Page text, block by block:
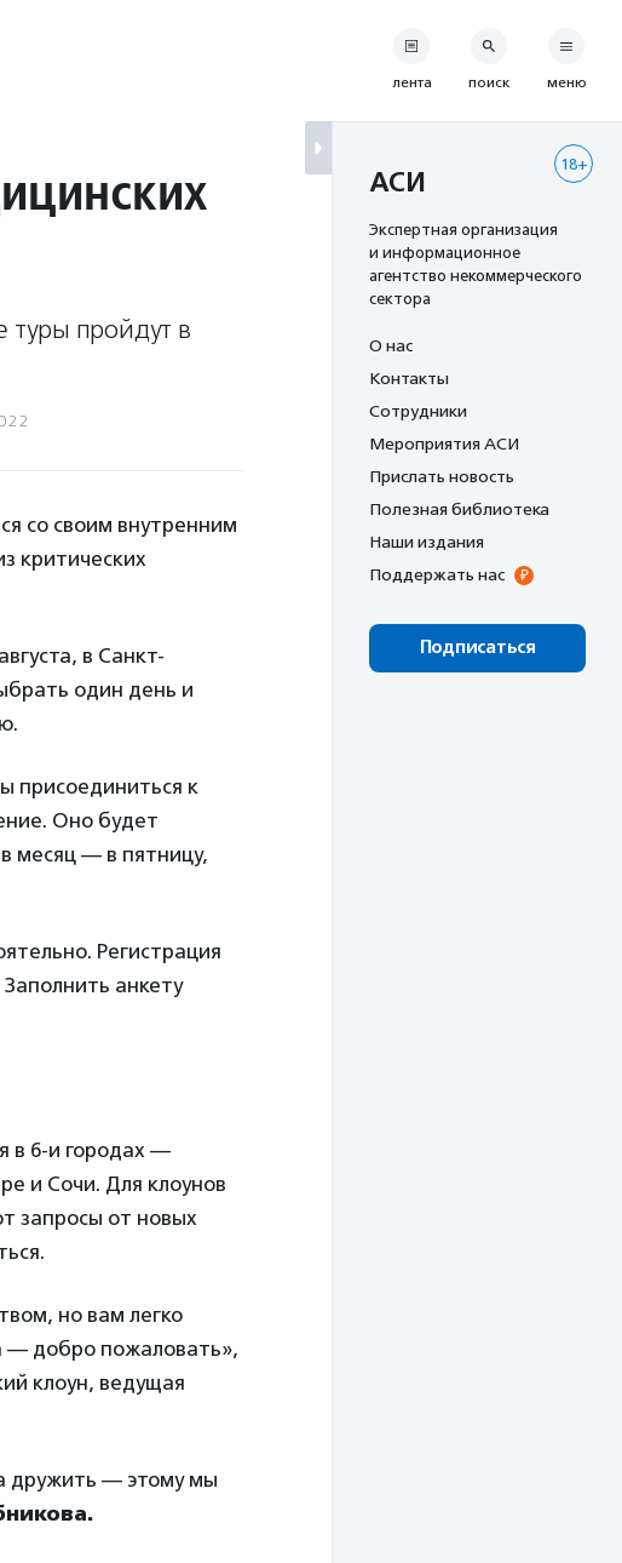
пройдут в
со своим внутренним
критических
в Санкт-
один день и
присоединиться к
Оно будет
месяц — в пятницу,
Регистрация
анкету
в 6-и городах —
и Сочи. Для клоунов
запросы от новых
но вам легко
— добро пожаловать»,
клоун, ведущая
дружить — этому мы
лента поиск меню
18+
АСИ
Экспертная организация
и информационное
агентство некоммерческого
сектора
О нас
Контакты
Сотрудники
Мероприятия АСИ
Прислать новость
Полезная библиотека
Наши издания
Поддержать нас
Подписаться